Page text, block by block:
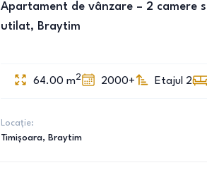
Apartament de vânzare – 2 camere
utilat, Braytim
64.00 m2 2000+ Etajul 2
Locație:
Timișoara, Braytim